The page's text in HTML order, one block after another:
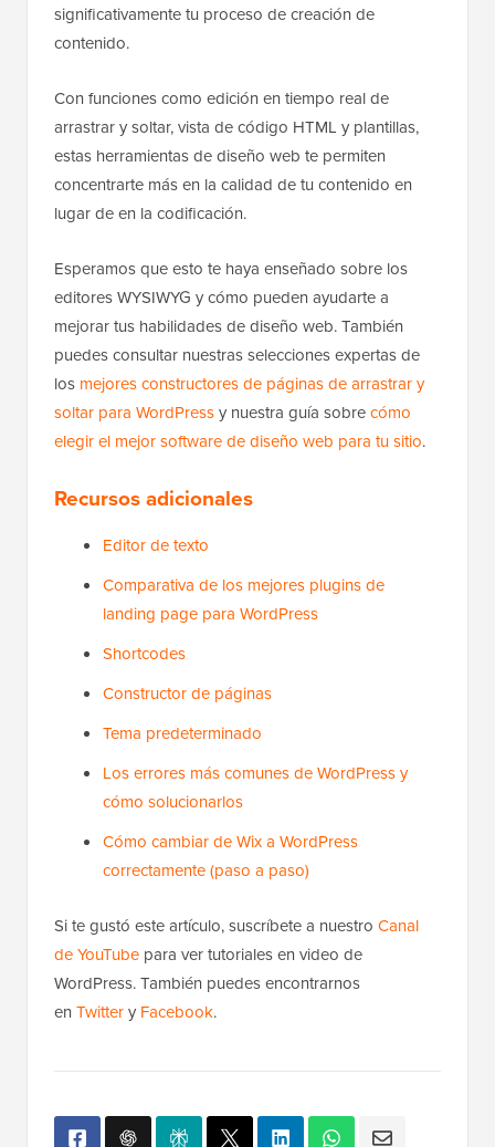
significativamente tu proceso de creación de
contenido.
Con funciones como edición en tiempo real de
arrastrar y soltar, vista de código HTML y plantillas,
estas herramientas de diseño web te permiten
concentrarte más en la calidad de tu contenido en
lugar de en la codificación.
Esperamos que esto te haya enseñado sobre los
editores WYSIWYG y cómo pueden ayudarte a
mejorar tus habilidades de diseño web. También
puedes consultar nuestras selecciones expertas de
los mejores constructores de páginas de arrastrar y
soltar para WordPressy nuestra guía sobrecómo
elegir el mejor software de diseño web para tu sitio.
Recursos adicionales
Editor de texto
Comparativa de los mejores plugins de
landing page para WordPress
Shortcodes
Constructor de páginas
Tema predeterminado
Los errores más comunes de WordPress y
cómo solucionarlos
Cómo cambiar de Wix a WordPress
correctamente (paso a paso)
Si te gustó este artículo, suscríbete a nuestro Canal
de YouTube para ver tutoriales en video de
WordPress. También puedes encontrarnos
en Twittery Facebook.